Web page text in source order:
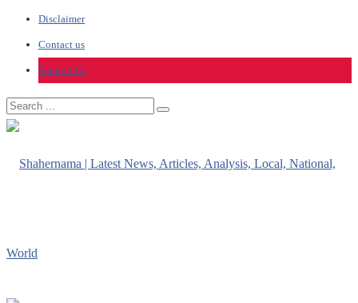
Disclaimer
Contact us
Support Us